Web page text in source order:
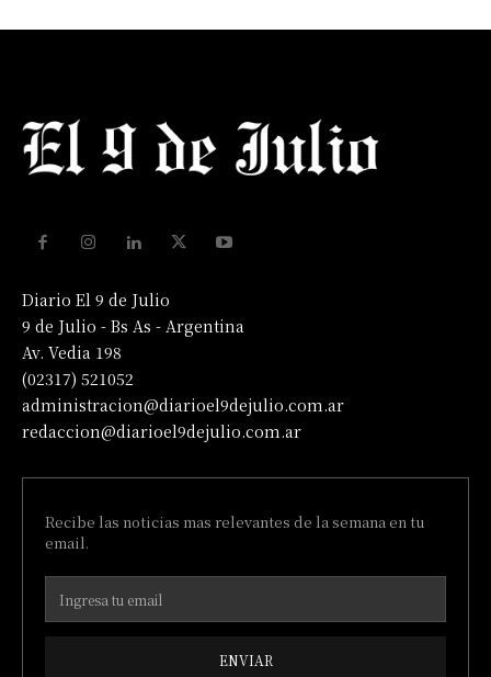
Diario El 9 de Julio
9 de Julio - Bs As - Argentina
Av. Vedia 198
(02317) 521052
administracion@diarioel9dejulio.com.ar
redaccion@diarioel9dejulio.com.ar
Recibe las noticias mas relevantes de la semana en tu
email.
ENVIAR